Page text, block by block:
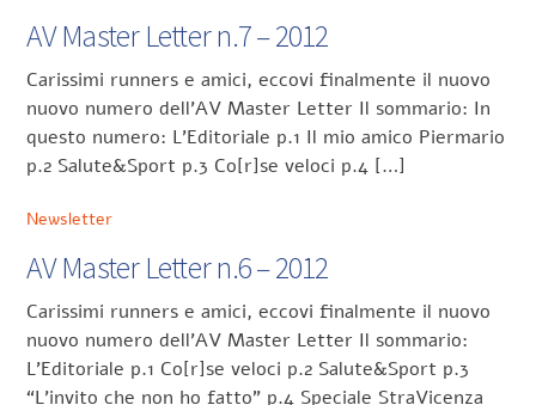
AV Master Letter n.7 – 2012
Carissimi runners e amici, eccovi finalmente il nuovo
nuovo numero dell’AV Master Letter Il sommario: In
questo numero: L’Editoriale p.1 Il mio amico Piermario
p.2 Salute&Sport p.3 Co[r]se veloci p.4 […]
Newsletter
AV Master Letter n.6 – 2012
Carissimi runners e amici, eccovi finalmente il nuovo
nuovo numero dell’AV Master Letter Il sommario:
L’Editoriale p.1 Co[r]se veloci p.2 Salute&Sport p.3
“L’invito che non ho fatto” p.4 Speciale StraVicenza